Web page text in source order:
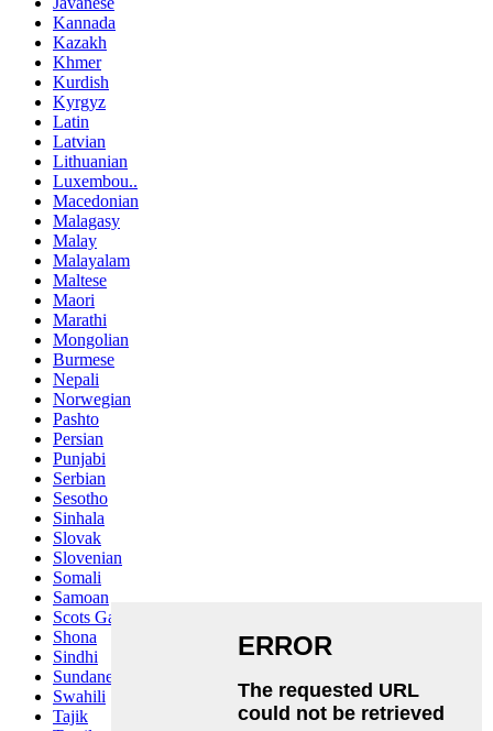
Kannada
Kazakh
Khmer
Kurdish
Kyrgyz
Latin
Latvian
Lithuanian
Luxembou..
Macedonian
Malagasy
Malay
Malayalam
Maltese
Maori
Marathi
Mongolian
Burmese
Nepali
Norwegian
Pashto
Persian
Punjabi
Serbian
Sesotho
Sinhala
Slovak
Slovenian
Somali
Samoan
Scots Gaelic
Shona
Sindhi
Sundanese
Swahili
Tajik